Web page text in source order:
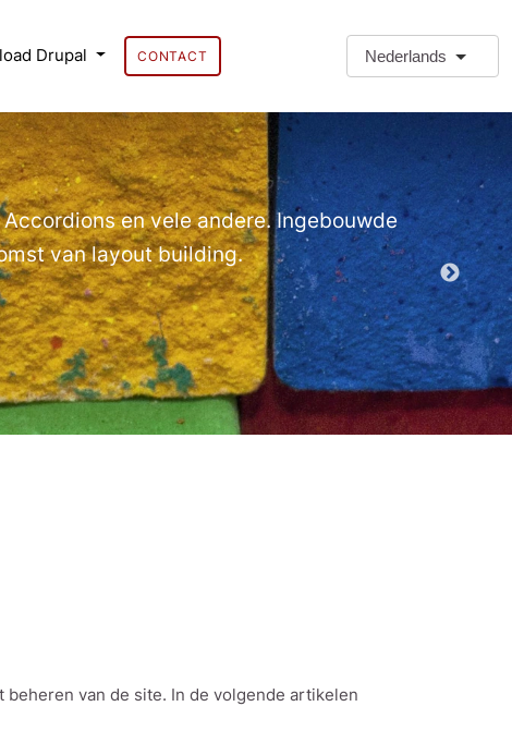
Drupal CONTACT Nederlands
en vele andere. Ingebouwde
van layout building.
Extra
Demo
van de site. In de volgende artikelen